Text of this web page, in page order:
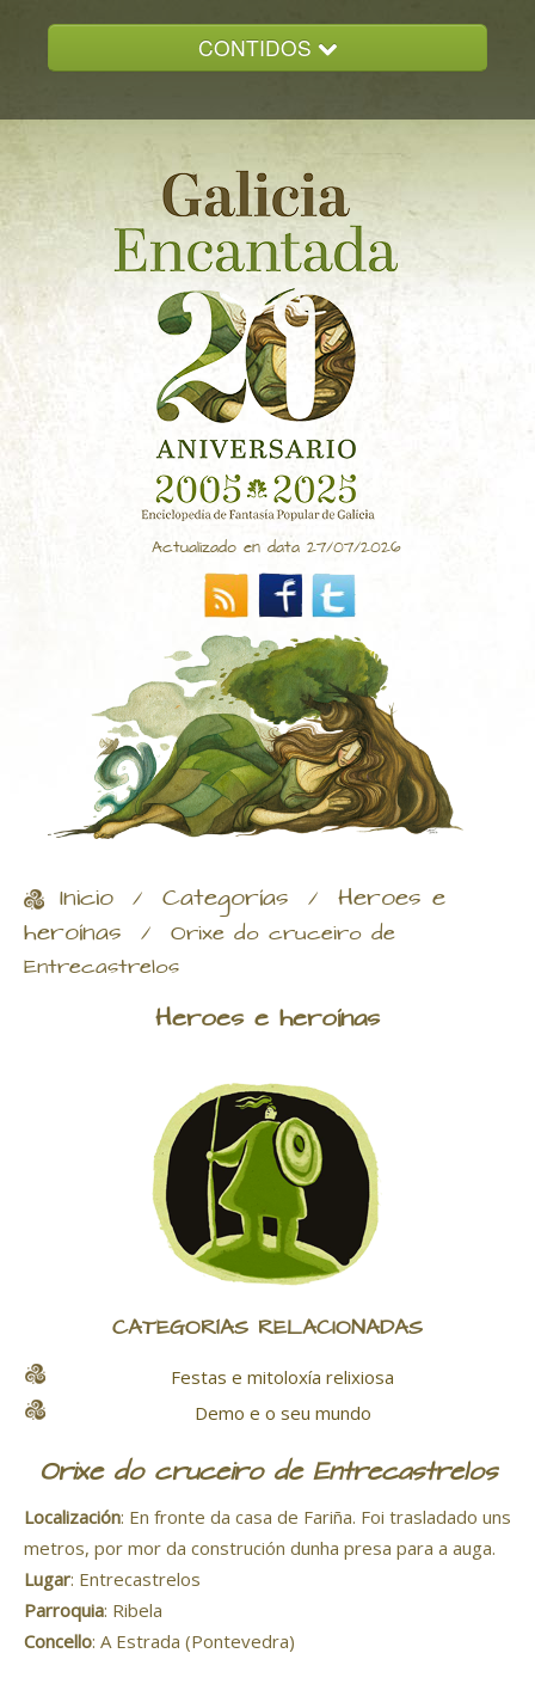
CONTIDOS
GALICIA ENCANTADA
DOCUMENTACION
NOVAS
CONTACTO
Actualizado en data 27/07/2026
Inicio / Categorías / Heroes e
heroínas / Orixe do cruceiro de
Entrecastrelos
Heroes e heroínas
CATEGORÍAS RELACIONADAS
Festas e mitoloxía relixiosa
Demo e o seu mundo
Orixe do cruceiro de Entrecastrelos
Localización: En fronte da casa de Fariña. Foi trasladado uns
metros, por mor da construción dunha presa para a auga.
Lugar: Entrecastrelos
Parroquia: Ribela
Concello: A Estrada (Pontevedra)